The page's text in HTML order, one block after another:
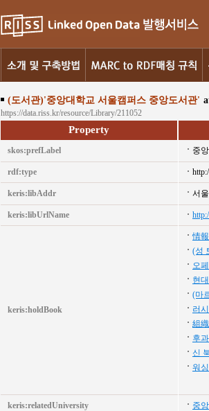
(도서관)'중앙대학교 서울캠퍼스 중앙도서관'
https://data.riss.kr/resource/Library/211052
Property
skos:prefLabel 중
rdf:type
keris:libAddr 서
keris:libUrlName
keris:holdBook
情
(성
오
현
(마
러
組
후
신
워
keris:relatedUniversity 중